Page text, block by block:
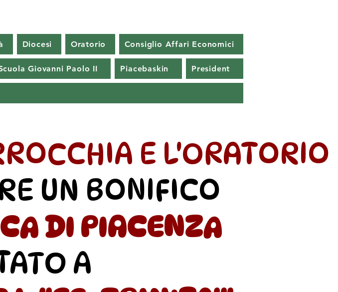
Diocesi Oratorio Consiglio Affari Economici
Giovanni Paolo II Piacebaskin President
E L'ORATORIO
UN BONIFICO
DI PIACENZA
A